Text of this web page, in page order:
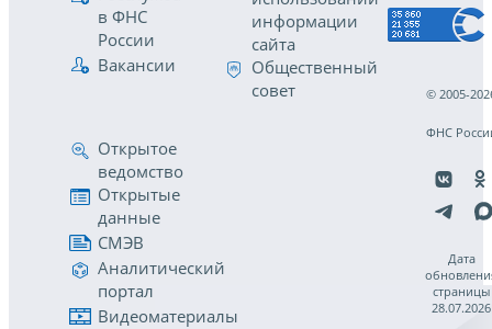
в ФНС
России
Вакансии
информации
сайта
Общественный
совет
Открытое
ведомство
Открытые
данные
СМЭВ
Аналитический
портал
Видеоматериалы
© 2005-
ФНС
Дата
страницы
28.07.2026